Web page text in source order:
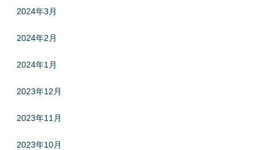
2024年3月
2024年2月
2024年1月
2023年12月
2023年11月
2023年10月